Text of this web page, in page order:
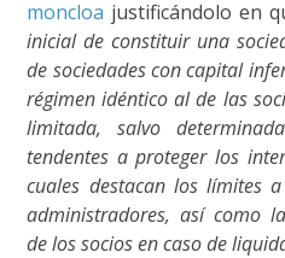
moncloa justificándolo en
inicial de constituir una
de sociedades con capital
régimen idéntico al de las
limitada, salvo
tendentes a proteger los
cuales destacan los límites
administradores, así como
de los socios en caso de